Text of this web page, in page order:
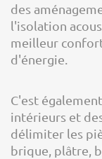
des
l'isolation
meilleur
d'énergie.
C'est
intérieurs et
délimiter les
brique, plâtre,